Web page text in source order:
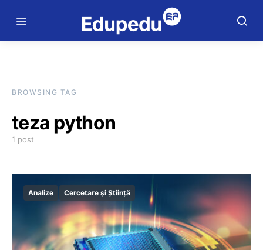
BROWSING TAG
teza python
1 post
Analize Cercetare și Știință